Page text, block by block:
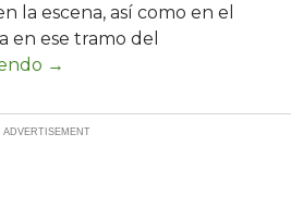
la escena, así como en el
en ese tramo del